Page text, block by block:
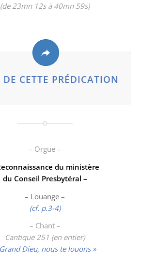
(de 23mn 12s à 40mn 59s)
DE CETTE PRÉDICATION
– Orgue –
du ministère
du Conseil Presbytéral –
– Louange –
(cf. p.3-4)
– Chant –
Cantique 251 (en entier)
Dieu, nous te louons »